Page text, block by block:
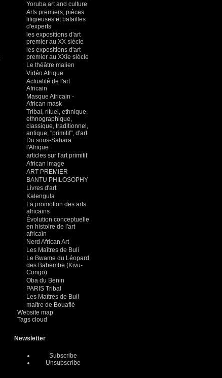
Yoruba art and culture
Arts premiers, pièces
litigieuses et batailles
d'experts
les expositions d'art
premier au XX siècle
les expositions d'art
premier au XXIe siècle
Le théâtre malien
Vidéo Afrique
Actualité de l'art
Africain
Masque Africain -
African mask
Tribal, rituel, ethnique,
ethnographique,
classique, traditionnel,
antique, "primitif", d'art
Du sous-Sahara
l'Afrique
articles sur l'art primitif
African image
ART PREMIER
BANTU PHILOSOPHY
Livres d'art
Kalengula
La promotion des arts
africains
Évolution conceptuelle
en histoire de l'art
africain
Nerd African Art
Les Maîtres de Buli
Le Bwame du Léopard
des Babembe (Kivu-
Congo)
Oba du Benin
PARIS Tribal
Les Maîtres de Buli
maître de Bouaflé
Website map
Tags cloud
Newsletter
Subscribe
Unsubscribe